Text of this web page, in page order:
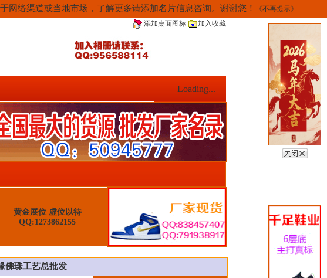
络渠道或当地市场，了解更多请添加名片信息咨询。谢谢您！
《不再提示》
添加桌面图标
加入收藏
Loading...
黄金展位 虚位以待
QQ:1273862155
佛珠工艺总批发